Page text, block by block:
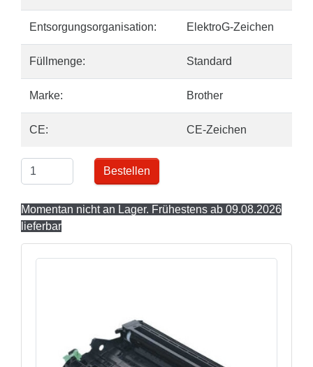
Entsorgungsorganisation: ElektroG-Zeichen
Füllmenge: Standard
Marke: Brother
CE: CE-Zeichen
Bestellen
Momentan nicht an Lager. Frühestens ab 09.08.2026
lieferbar